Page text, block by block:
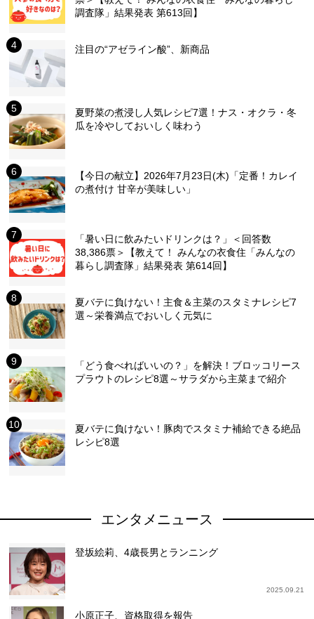
調査隊」結果発表 第613回】
注目の“アゼライン酸”、新商品
夏野菜の煮浸し人気レシピ7選！ナス・オクラ・冬
瓜を冷やしておいしく味わう
【今日の献立】2026年7月23日(木)「定番！カレイ
の煮付け 甘辛が美味しい」
「暑い日に飲みたいドリンクは？」＜回答数
38,386票＞【教えて！ みんなの衣食住「みんなの
暮らし調査隊」結果発表 第614回】
夏バテに負けない！主食＆主菜のスタミナレシピ7
選～栄養満点でおいしく元気に
「どう食べればいいの？」を解決！ブロッコリース
プラウトのレシピ8選～サラダから主菜まで紹介
夏バテに負けない！豚肉でスタミナ補給できる絶品
レシピ8選
エンタメニュース
登坂絵莉、4歳長男とランニング
2025.09.21
小原正子、資格取得を報告